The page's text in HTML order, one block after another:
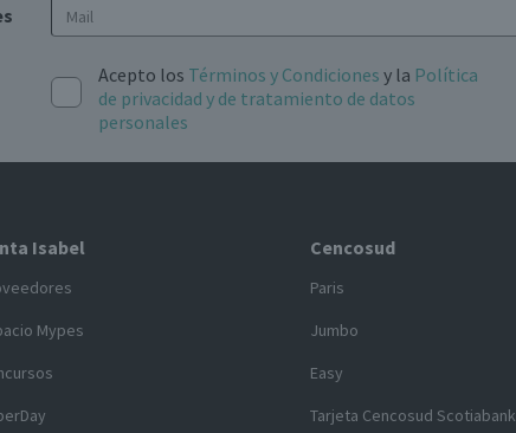
Acepto los Términos y Condiciones y la Política
de privacidad y de tratamiento de datos
personales
Isabel
Mypes
Cencosud
Paris
Jumbo
Easy
Tarjeta Cencosud Scotiabank